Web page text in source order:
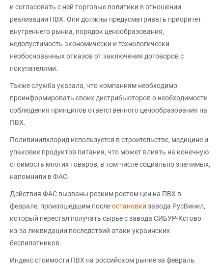
и согласовать с ней торговые политики в отношении
реализации ПВХ. Они должны предусматривать приоритет
внутреннего рынка, порядок ценообразования,
недопустимость экономически и технологически
необоснованных отказов от заключения договоров с
покупателями.
Также служба указала, что компаниям необходимо
проинформировать своих дистрибьюторов о необходимости
соблюдения принципов ответственного ценообразования на
ПВХ.
Поливинилхлорид используется в строительстве, медицине и
упаковке продуктов питания, что может влиять на конечную
стоимость многих товаров, в том числе социально значимых,
напомнили в ФАС.
Действия ФАС вызваны резким ростом цен на ПВХ в
феврале, произошедшим послеостановки завода РусВинил,
который перестал получать сырье с завода СИБУР-Кстово
из-за ликвидации последствий атаки украинских
беспилотников.
Индекс стоимости ПВХ на российском рынке за февраль